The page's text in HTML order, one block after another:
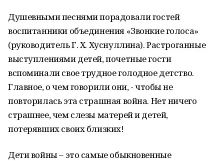
Душевными песнями порадовали гостей
воспитанники объединения «Звонкие голоса»
(руководитель Г. Х. Хуснуллина). Растроганные
выступлениями детей, почетные гости
вспоминали свое трудное голодное детство.
Главное, о чем говорили они, - чтобы не
повторилась эта страшная война. Нет ничего
страшнее, чем слезы матерей и детей,
потерявших своих близких!
Дети войны – это самые обыкновенные